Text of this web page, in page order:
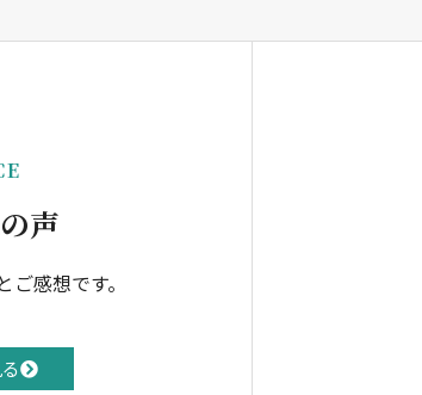
声
感想です。